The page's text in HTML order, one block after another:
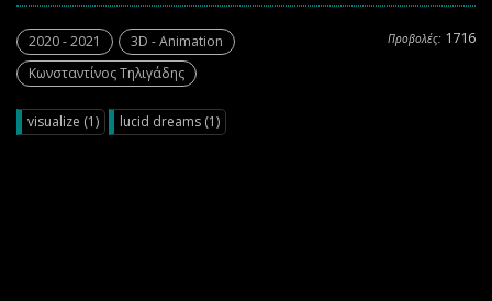
Προβολές: 1716
2020 - 2021
3D - Animation
Κωνσταντίνος Τηλιγάδης
visualize (1) lucid dreams (1)